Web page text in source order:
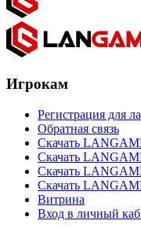
Игрокам
Регистрация для
Обратная связь
Скачать
Скачать
Скачать
Скачать
Витрина
Вход в личный